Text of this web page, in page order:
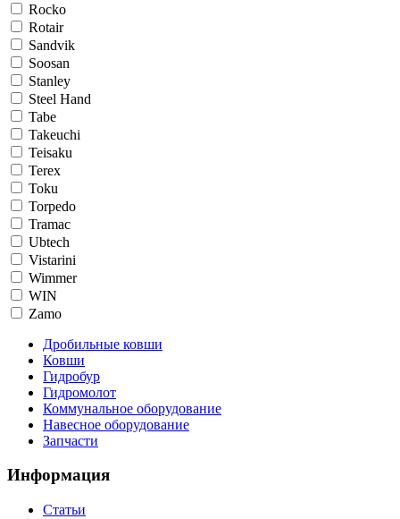
Rocko
Rotair
Sandvik
Soosan
Stanley
Steel Hand
Tabe
Takeuchi
Teisaku
Terex
Toku
Torpedo
Tramac
Ubtech
Vistarini
Wimmer
WIN
Zamo
Дробильные ковши
Ковши
Гидробур
Гидромолот
Коммунальное оборудование
Навесное оборудование
Запчасти
Информация
Статьи